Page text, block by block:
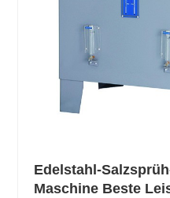
Edelstahl-
Maschine Beste